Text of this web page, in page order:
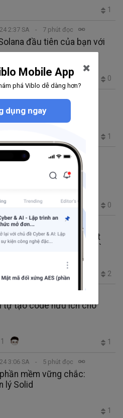
1
2:37 SA 7 phút đọc
đầu tiên của bạn với
0
2:58 SA 1 phút đọc
Solana cục bộ (P1)
1
3:05 SA 16 phút đọc
viên cần biết để xây
đỉnh cao
0
3:45 SA
lai: Đơn giản hóa việc kết
và `array.zipkeyed`
2
tự tạo code hữu ích cho
1 1
3:06 SA 5 phút đọc
mềm vững chắc:
lý Solid
1
Mobile App
phá Viblo dễ dàng hơn?
dụng ngay